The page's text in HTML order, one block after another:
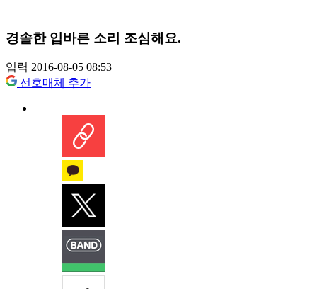
경솔한 입바른 소리 조심해요.
입력 2016-08-05 08:53
선호매체 추가